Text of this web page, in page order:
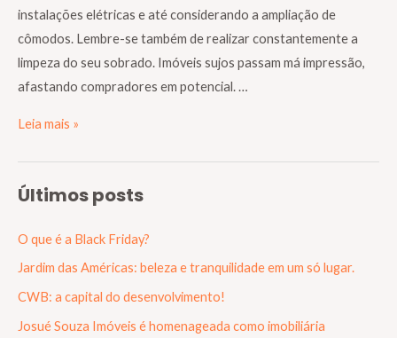
instalações elétricas e até considerando a ampliação de
cômodos. Lembre-se também de realizar constantemente a
limpeza do seu sobrado. Imóveis sujos passam má impressão,
afastando compradores em potencial. …
Leia mais »
Últimos posts
O que é a Black Friday?
Jardim das Américas: beleza e tranquilidade em um só lugar.
CWB: a capital do desenvolvimento!
Josué Souza Imóveis é homenageada como imobiliária